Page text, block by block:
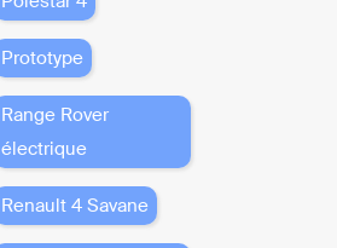
Prototype
Range Rover
électrique
Renault 4 Savane